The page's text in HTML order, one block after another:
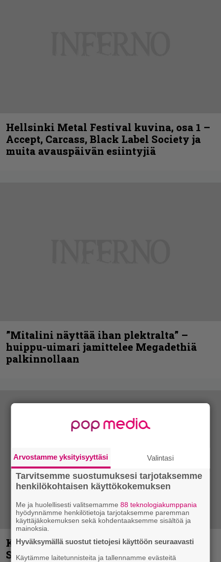
Hellsinki Metal Festival kuvina, osa 1 –
Accept, Carcass, Black Label Society ja
muita avauspäivän esiintyjiä
”Mitalini näyttää ihan plektralta” –
huippu-uimari jamittelee Megadethiä
palkinnollaan
Kunnianosoitus hyiselle Pohjolalle –
Shining hyppäsi keskelle kinoksia
Arvostamme yksityisyyttäsi Valintasi
Tarvitsemme suostumuksesi tarjotaksemme
henkilökohtaisen käyttökokemuksen
Me ja huolellisesti valitsemamme88 teknologiakumppania
hyödynnämme henkilötietoja tarjotaksemme paremman
käyttäjäkokemuksen sekä kohdentaaksemme sisältöä ja
mainoksia.
Hyväksymällä suostut tietojesi käyttöön seuraavasti
Käytämme laitetunnisteita ja tallennamme evästeitä